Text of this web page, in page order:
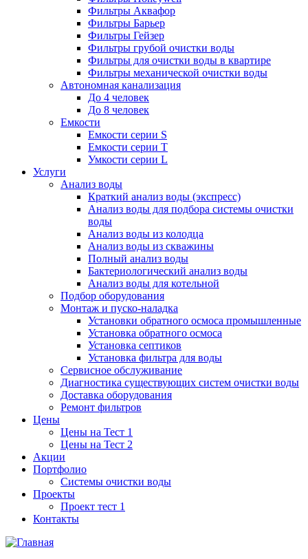
Фильтры Аквафор
Фильтры Барьер
Фильтры Гейзер
Фильтры грубой очистки воды
Фильтры для очистки воды в квартире
Фильтры механической очистки воды
Автономная канализация
До 4 человек
До 8 человек
Емкости
Емкости серии S
Емкости серии Т
Умкости серии L
Услуги
Анализ воды
Краткий анализ воды (экспресс)
Анализ воды для подбора системы очистки
воды
Анализ воды из колодца
Анализ воды из скважины
Полный анализ воды
Бактериологический анализ воды
Анализ воды для котельной
Подбор оборудования
Монтаж и пуско-наладка
Установки обратного осмоса промышленные
Установка обратного осмоса
Установка септиков
Установка фильтра для воды
Сервисное обслуживание
Диагностика существующих систем очистки воды
Доставка оборудования
Ремонт фильтров
Цены
Цены на Тест 1
Цены на Тест 2
Акции
Портфолио
Системы очистки воды
Проекты
Проект тест 1
Контакты